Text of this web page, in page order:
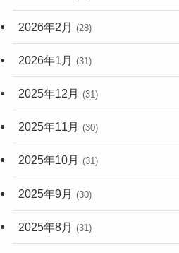
2026年2月 (28)
2026年1月 (31)
2025年12月 (31)
2025年11月 (30)
2025年10月 (31)
2025年9月 (30)
2025年8月 (31)